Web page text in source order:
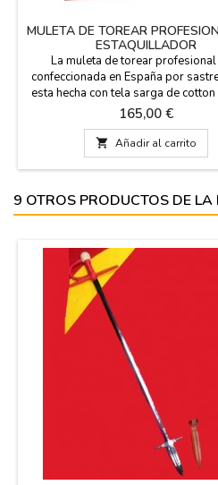
MULETA DE TOREAR
ESTAQUILLADOR
La muleta de torear profesional
confeccionada en España por
esta hecha con tela sarga de
Pesa 1,5 kg y sus medidas son de
93 cm, en el precio esta
estaquillador, NO INCLUYE la
aluminio. Color: Rojo Grana intenso
profesional). Uso: Entrenamiento
Precio
165,00 €
 Añadir al carrito
9 OTROS PRODUCTOS DE